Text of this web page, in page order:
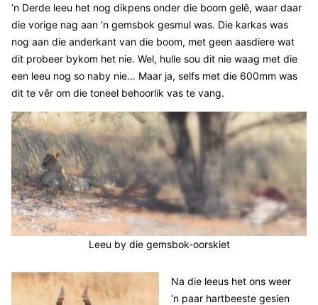
‘n Derde leeu het nog dikpens onder die boom gelê, waar daar
die vorige nag aan ‘n gemsbok gesmul was. Die karkas was
nog aan die anderkant van die boom, met geen aasdiere wat
dit probeer bykom het nie. Wel, hulle sou dit nie waag met die
een leeu nog so naby nie… Maar ja, selfs met die 600mm was
dit te vêr om die toneel behoorlik vas te vang.
Leeu by die gemsbok-oorskiet
Na die leeus het ons weer
‘n paar hartbeeste gesien